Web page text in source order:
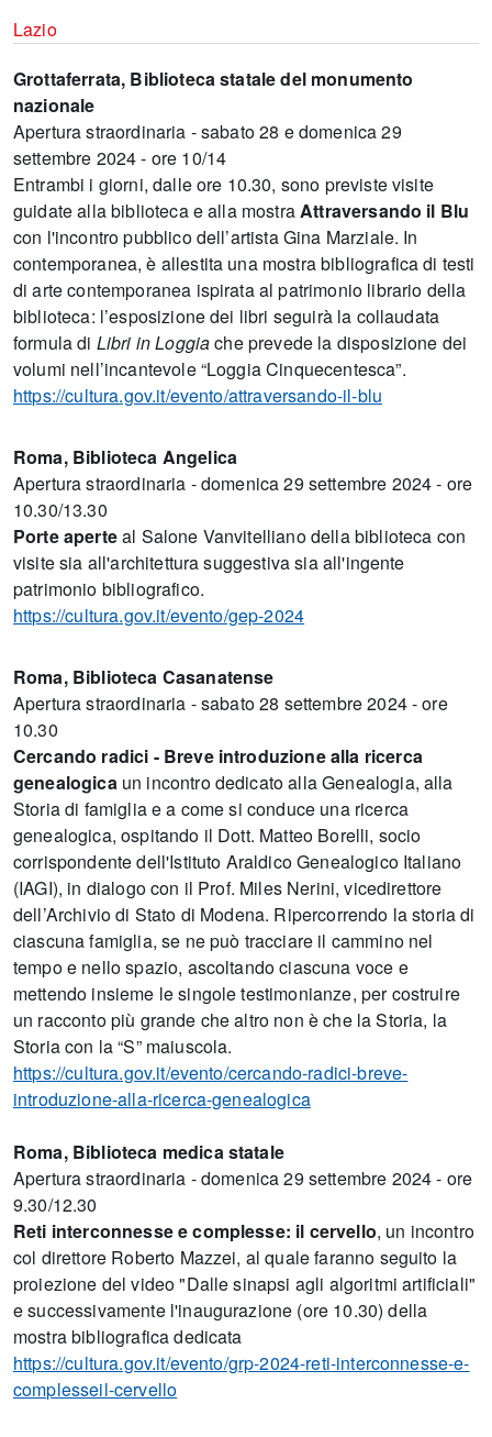
Lazio
Grottaferrata, Biblioteca statale del monumento
nazionale
Apertura straordinaria - sabato 28 e domenica 29
settembre 2024 - ore 10/14
Entrambi i giorni, dalle ore 10.30, sono previste visite
guidate alla biblioteca e alla mostraAttraversando il Blu
con l'incontro pubblico dell’artista Gina Marziale. In
contemporanea, è allestita una mostra bibliografica di testi
di arte contemporanea ispirata al patrimonio librario della
biblioteca: l’esposizione dei libri seguirà la collaudata
formula di Libri in Loggiache prevede la disposizione dei
volumi nell’incantevole “Loggia Cinquecentesca”.
https://cultura.gov.it/evento/attraversando-il-blu
Roma, Biblioteca Angelica
Apertura straordinaria - domenica 29 settembre 2024 - ore
10.30/13.30
Porte aperteal Salone Vanvitelliano della biblioteca con
visite sia all'architettura suggestiva sia all'ingente
patrimonio bibliografico.
https://cultura.gov.it/evento/gep-2024
Roma, Biblioteca Casanatense
Apertura straordinaria - sabato 28 settembre 2024 - ore
10.30
Cercando radici - Breve introduzione alla ricerca
genealogica un incontro dedicato alla Genealogia, alla
Storia di famiglia e a come si conduce una ricerca
genealogica, ospitando il Dott. Matteo Borelli, socio
corrispondente dell'Istituto Araldico Genealogico Italiano
(IAGI), in dialogo con il Prof. Miles Nerini, vicedirettore
dell’Archivio di Stato di Modena. Ripercorrendo la storia di
ciascuna famiglia, se ne può tracciare il cammino nel
tempo e nello spazio, ascoltando ciascuna voce e
mettendo insieme le singole testimonianze, per costruire
un racconto più grande che altro non è che la Storia, la
Storia con la “S” maiuscola.
https://cultura.gov.it/evento/cercando-radici-breve-
introduzione-alla-ricerca-genealogica
Roma, Biblioteca medica statale
Apertura straordinaria - domenica 29 settembre 2024 - ore
9.30/12.30
Reti interconnesse e complesse: il cervello, un incontro
col direttore Roberto Mazzei, al quale faranno seguito la
proiezione del video "Dalle sinapsi agli algoritmi artificiali"
e successivamente l'inaugurazione (ore 10.30) della
mostra bibliografica dedicata
https://cultura.gov.it/evento/grp-2024-reti-interconnesse-e-
complesseil-cervello